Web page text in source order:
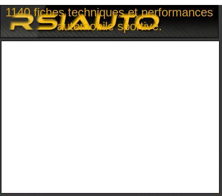
1140 fiches techniques et performances
automobile sportive.